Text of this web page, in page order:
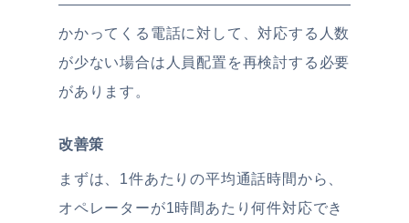
かかってくる電話に対して、対応する人数
が少ない場合は人員配置を再検討する必要
があります。
改善策
まずは、1件あたりの平均通話時間から、
オペレーターが1時間あたり何件対応でき